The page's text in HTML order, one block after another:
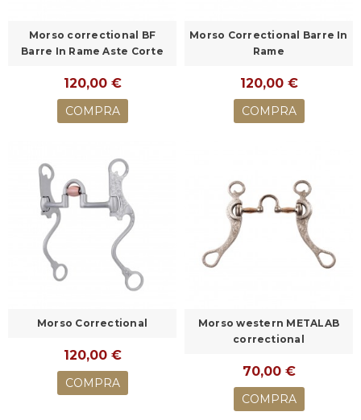
Morso correctional BF
Barre In Rame Aste Corte
120,00 €
COMPRA
Morso Correctional Barre In
Rame
120,00 €
COMPRA
Morso Correctional
120,00 €
COMPRA
Morso western METALAB
correctional
70,00 €
COMPRA